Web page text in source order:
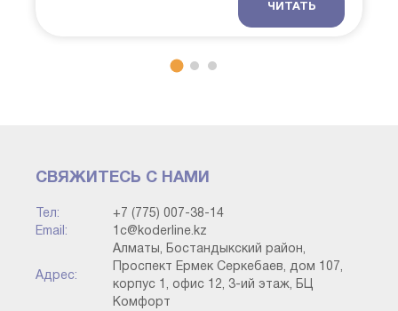
ЧИТАТЬ
СВЯЖИТЕСЬ С НАМИ
Тел:
+7 (775) 007-38-14
Email:
1c@koderline.kz
Адрес:
Алматы, Бостандыкский район,
Проспект Ермек Серкебаев, дом 107,
корпус 1, офис 12, 3-ий этаж, БЦ
Комфорт